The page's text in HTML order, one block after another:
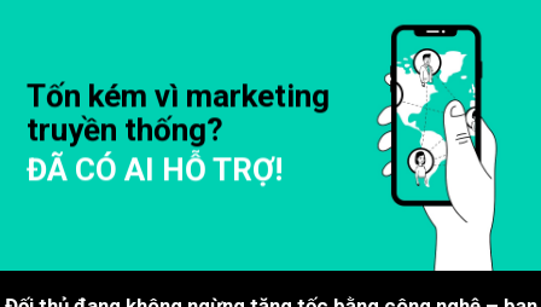
Tốn kém vì marketing
truyền thống?
ĐÃ CÓ AI HỖ TRỢ!